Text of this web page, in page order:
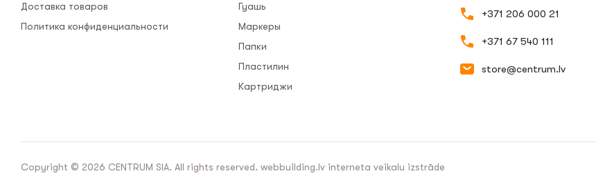
Доставка товаров
Политика конфиденциальности
Гуашь
Маркеры
Папки
Пластилин
Картриджи
+371 206 000 21
+371 67 540 111
store@centrum.lv
Copyright © 2026 CENTRUM SIA. All rights reserved. webbuilding.lv interneta veikalu izstrāde